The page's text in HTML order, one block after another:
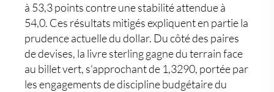
à 53,3 points contre une stabilité attendue à
54,0. Ces résultats mitigés expliquent en partie la
prudence actuelle du dollar. Du côté des paires
de devises, la livre sterlinggagne du terrain face
au billet vert, s'approchant de 1,3290, portée par
les engagements de discipline budgétaire du